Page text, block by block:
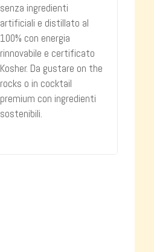
senza ingredienti
artificiali e distillato al
100% con energia
rinnovabile e certificato
Kosher. Da gustare on the
rocks o in cocktail
premium con ingredienti
sostenibili.